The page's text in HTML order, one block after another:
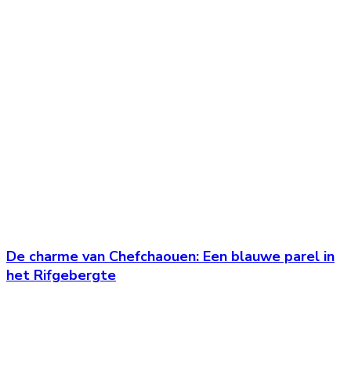
De charme van Chefchaouen: Een blauwe parel in
het Rifgebergte